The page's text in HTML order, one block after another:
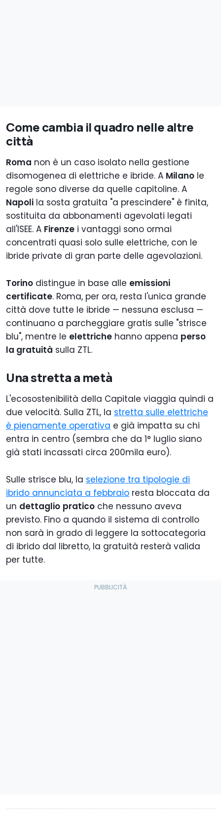
Come cambia il quadro nelle altre
città
Roma non è un caso isolato nella gestione
disomogenea di elettriche e ibride. A Milano le
regole sono diverse da quelle capitoline. A
Napoli la sosta gratuita "a prescindere" è finita,
sostituita da abbonamenti agevolati legati
all'ISEE. A Firenze i vantaggi sono ormai
concentrati quasi solo sulle elettriche, con le
ibride private di gran parte delle agevolazioni.
Torino distingue in base alle emissioni
certificate. Roma, per ora, resta l'unica grande
città dove tutte le ibride — nessuna esclusa —
continuano a parcheggiare gratis sulle "strisce
blu", mentre le elettriche hanno appena perso
la gratuità sulla ZTL.
Una stretta a metà
L'ecosostenibilità della Capitale viaggia quindi a
due velocità. Sulla ZTL, la stretta sulle elettriche
è pienamente operativa e già impatta su chi
entra in centro (sembra che da 1° luglio siano
già stati incassati circa 200mila euro).
Sulle strisce blu, la selezione tra tipologie di
ibrido annunciata a febbraio resta bloccata da
un dettaglio pratico che nessuno aveva
previsto. Fino a quando il sistema di controllo
non sarà in grado di leggere la sottocategoria
di ibrido dal libretto, la gratuità resterà valida
per tutte.